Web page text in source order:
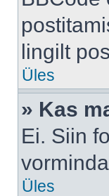
lingilt
Üles
» Kas
Ei. Siin
Üles